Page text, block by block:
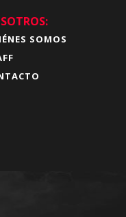
SOMOS